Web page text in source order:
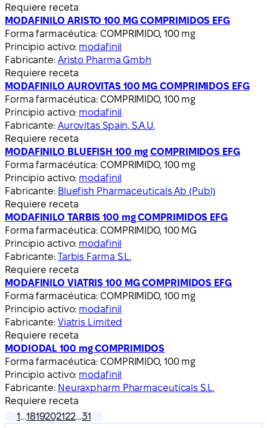
Requiere receta
MODAFINILO ARISTO 100 MG COMPRIMIDOS EFG
Forma farmacéutica: COMPRIMIDO, 100 mg
Principio activo: modafinil
Fabricante: Aristo Pharma Gmbh
Requiere receta
MODAFINILO AUROVITAS 100 MG COMPRIMIDOS EFG
Forma farmacéutica: COMPRIMIDO, 100 mg
Principio activo: modafinil
Fabricante: Aurovitas Spain, S.A.U.
Requiere receta
MODAFINILO BLUEFISH 100 mg COMPRIMIDOS EFG
Forma farmacéutica: COMPRIMIDO, 100 mg
Principio activo: modafinil
Fabricante: Bluefish Pharmaceuticals Ab (Publ)
Requiere receta
MODAFINILO TARBIS 100 mg COMPRIMIDOS EFG
Forma farmacéutica: COMPRIMIDO, 100 MG
Principio activo: modafinil
Fabricante: Tarbis Farma S.L.
Requiere receta
MODAFINILO VIATRIS 100 MG COMPRIMIDOS EFG
Forma farmacéutica: COMPRIMIDO, 100 mg
Principio activo: modafinil
Fabricante: Viatris Limited
Requiere receta
MODIODAL 100 mg COMPRIMIDOS
Forma farmacéutica: COMPRIMIDO, 100 mg
Principio activo: modafinil
Fabricante: Neuraxpharm Pharmaceuticals S.L.
Requiere receta
1…1819202122…31